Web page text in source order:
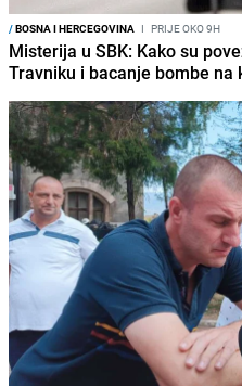
/BOSNA I HERCEGOVINA I PRIJE OKO 9H
Misterija u SBK: Kako su
Travniku i bacanje bombe na